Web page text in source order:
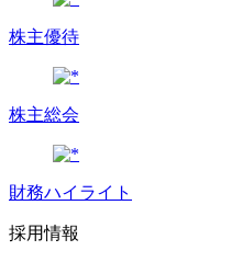
株主優待
株主総会
財務ハイライト
採用情報